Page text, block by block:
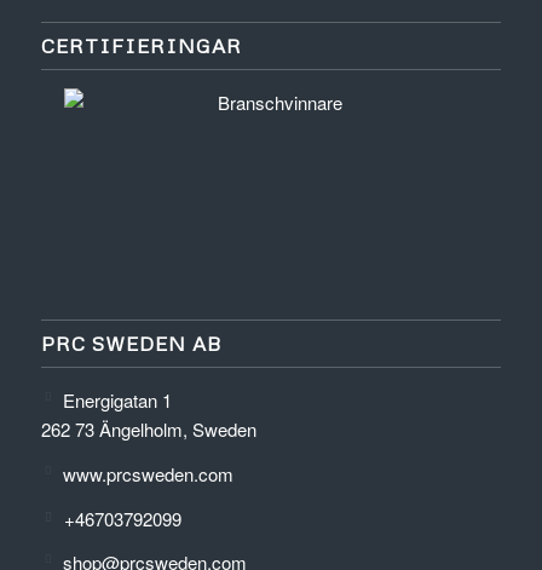
CERTIFIERINGAR
PRC SWEDEN AB
Energigatan 1
262 73 Ängelholm, Sweden
www.prcsweden.com
+46703792099
shop@prcsweden.com